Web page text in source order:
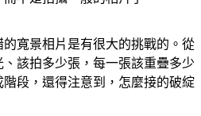
寬景相片是有很大的挑戰的。從
該拍多少張，每一張該重疊多少
段，還得注意到，怎麼接的破綻